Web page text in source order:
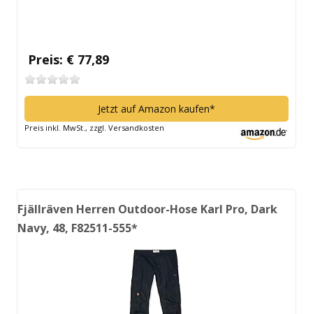
Preis: € 77,89
Jetzt auf Amazon kaufen*
Preis inkl. MwSt., zzgl. Versandkosten
Fjällräven Herren Outdoor-Hose Karl Pro, Dark
Navy, 48, F82511-555*